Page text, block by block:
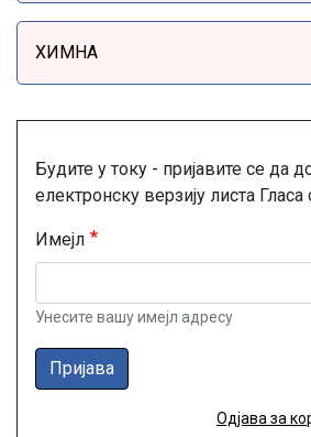
ХИМНА
Будите у току - пријавите се да
електронску верзију листа Гласа
Имејл
Унесите вашу имејл адресу
Пријава
Одјава за